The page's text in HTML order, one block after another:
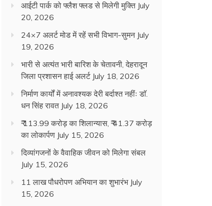
आईटी पार्क को फ्लैश फ्लड से मिलेगी मुक्ति July
20, 2026
24×7 अलर्ट मोड में रहें सभी विभाग-सुमन July
19, 2026
भारी से अत्यंत भारी बारिश के चेतावनी, देहरादून
जिला प्रशासन हाई अलर्ट July 18, 2026
निर्माण कार्यों में अनावश्यक देरी बर्दाश्त नहींः डाॅ.
धन सिंह रावत July 18, 2026
₹ 113.99 करोड़ का शिलान्यास, ₹ 41.37 करोड़
का लोकार्पण July 15, 2026
दिव्यांगजनों के वैवाहिक जीवन को मिलेगा संबल
July 15, 2026
11 लाख पौधरोपण अभियान का शुभारंभ July
15, 2026